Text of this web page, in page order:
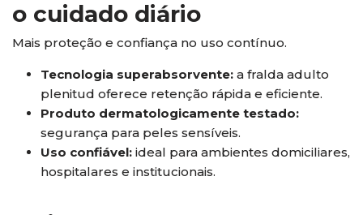
o cuidado diário
Mais proteção e confiança no uso contínuo.
Tecnologia superabsorvente: a fralda adulto
plenitud oferece retenção rápida e eficiente.
Produto dermatologicamente testado:
segurança para peles sensíveis.
Uso confiável: ideal para ambientes domiciliares,
hospitalares e institucionais.